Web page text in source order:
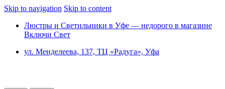
Skip to navigation Skip to content
Люстры и Светильники в Уфе — недорого в магазине
Включи Свет
ул. Менделеева, 137, ТЦ «Радуга», Уфа